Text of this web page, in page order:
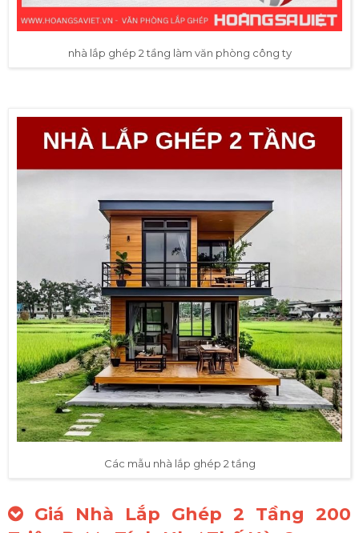
nhà lắp ghép 2 tầng làm văn phòng công ty
Các mẫu nhà lắp ghép 2 tầng
Giá Nhà Lắp Ghép 2 Tầng 200